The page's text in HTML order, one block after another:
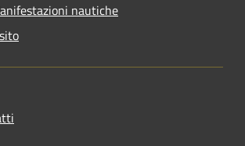
nautiche